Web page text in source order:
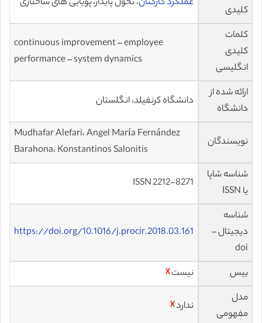
کلیدی
کلمات
کلیدی
انگلیسی
continuous improvement – employee
performance – system dynamics
ارائه شده از
دانشگاه
دانشگاه کرنفیلد، انگلستان
نویسندگان
Mudhafar Alefari، Angel María Fernández
Barahona، Konstantinos Salonitis
شناسه شاپا
یا ISSN
ISSN 2212-8271
شناسه
دیجیتال –
doi
https://doi.org/10.1016/j.procir.2018.03.161
بیس نیست☓
مدل
مفهومی
ندارد☓